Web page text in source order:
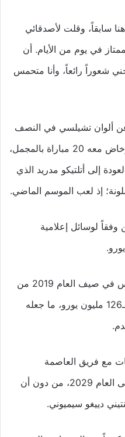
سابقاً، وقلت لأصدقائي
في يوم من الأيام. أن
شعوراً رائعاً، وأنا متحمس
البالغ 24 عاماً، عن ألوان تشيلسي في النصف
الثاني من موسم 2022-2023، وخاض معه 20 مباراة بالمجمل،
العودة إلى أتلتيكو مدريد الذي
إذ لعب الموسم الماضي.
لوسائل إعلامية
وحصل أتلتيكو على خدمات فيليكس في صيف العام 2019 من
بنفيكا البرتغالي، مقابل مبلغ قُدّر بـ126 مليون يورو، ما جعله
مع فريق العاصمة
الإسبانية، وكان عقده معه يمتد حتى العام 2029، من دون أن
دييغو سيميوني.